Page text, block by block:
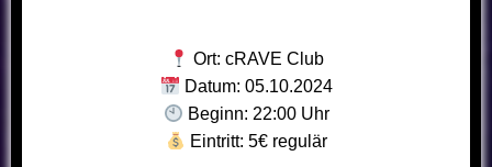
Ort: cRAVE Club
Datum: 05.10.2024
Beginn: 22:00 Uhr
Eintritt: 5€ regulär